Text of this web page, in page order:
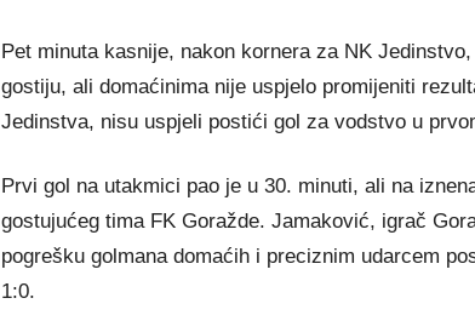
Pet minuta kasnije, nakon kornera za NK
gostiju, ali domaćinima nije uspjelo promijeniti
Jedinstva, nisu uspjeli postići gol za vodstvo u
Prvi gol na utakmici pao je u 30. minuti, ali na
gostujućeg tima FK Goražde. Jamaković, igrač
pogrešku golmana domaćih i preciznim udarcem
1:0.